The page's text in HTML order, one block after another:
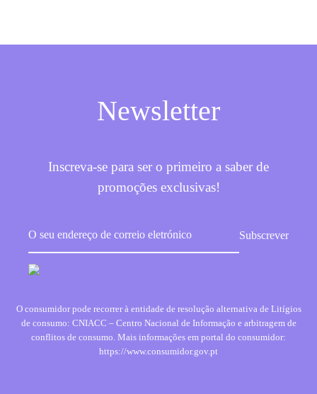
Newsletter
Inscreva-se para ser o primeiro a saber de
promoções exclusivas!
O consumidor pode recorrer à entidade de resolução alternativa de Litígios
de consumo: CNIACC – Centro Nacional de Informação e arbitragem de
conflitos de consumo. Mais informações em portal do consumidor:
https://www.consumidor.gov.pt